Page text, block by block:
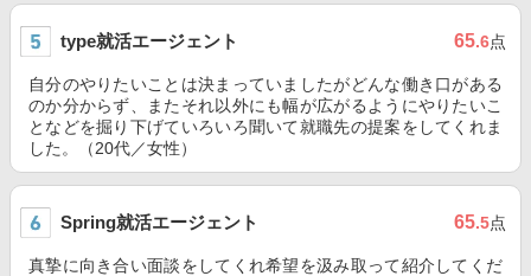
type就活エージェント 65.6点
自分のやりたいことは決まっていましたがどんな働き口がある
のか分からず、またそれ以外にも幅が広がるようにやりたいこ
となどを掘り下げていろいろ聞いて就職先の提案をしてくれま
した。（20代／女性）
Spring就活エージェント 65.5点
真摯に向き合い面談をしてくれ希望を汲み取って紹介してくだ